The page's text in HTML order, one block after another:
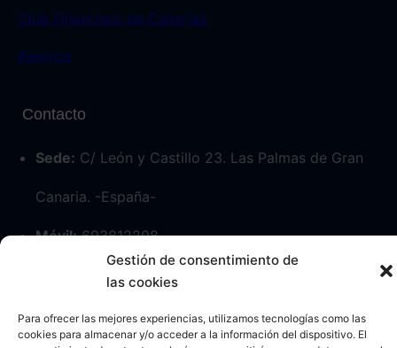
Gestión de consentimiento de
las cookies
Para ofrecer las mejores experiencias, utilizamos tecnologías como las
cookies para almacenar y/o acceder a la información del dispositivo. El
Club Financiero de Canarias
Aeleyca
Contacto
Sede: C/ León y Castillo 23. Las Palmas de Gran
Canaria. -España-
Móvil:693812208